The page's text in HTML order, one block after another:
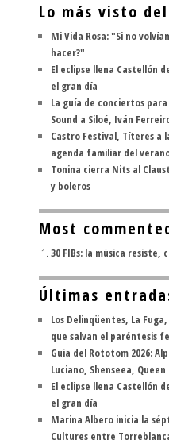
Lo más visto
Mi Vida Rosa: "Si no
hacer?"
El eclipse llena Castellón
el gran día
La guía de conciertos
Sound a Siloé, Iván
Castro Festival, Títeres a
agenda familiar del
Tonina cierra Nits al
y boleros
Most
30 FIBs: la música resiste,
Últimas
Los Delinqüentes, La
que salvan el paréntesis
Guía del Rototom 2026:
Luciano, Shenseea, Queen
El eclipse llena Castellón
el gran día
Marina Albero inicia la
Cultures entre